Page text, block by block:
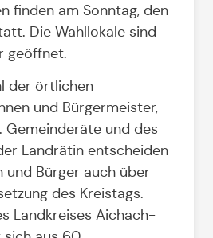
finden am Sonntag, den
Die Wahllokale sind
geöffnet.
der örtlichen
und Bürgermeister,
Gemeinderäte und des
Landrätin entscheiden
und Bürger auch über
des Kreistags.
Landkreises Aichach-